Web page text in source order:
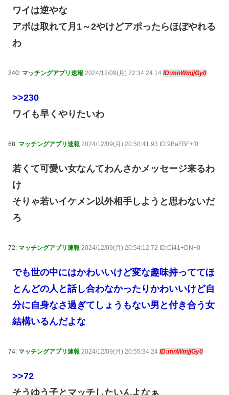
ワイは逆やな
アポは取れて月1～2やけどアポったらほぼやれる
わ
240: マッチングアプリ速報 2024/12/09(月) 22:34:24.14 ID:mnWmjjGy0
>>230
ワイも早くやりたいわ
68: マッチングアプリ速報 2024/12/09(月) 20:50:41.93 ID:9BaFBF+f0
若くて可愛い女なんてわんさかメッセージ来るわ
け
そりゃ若いイケメン以外相手しようと思わないだ
ろ
72: マッチングアプリ速報 2024/12/09(月) 20:54:12.72 ID:Ci41+DN+0
でも世の中にはかわいいけど変な趣味持っててほ
とんどの人と話し合わなかったりかわいいけど自
分に自身なさ過ぎてしょうもない男と付き合う女
結構いるんだよな
74: マッチングアプリ速報 2024/12/09(月) 20:55:34.24 ID:mnWmjjGy0
>>72
そうゆう子とマッチしたいんよなぁ